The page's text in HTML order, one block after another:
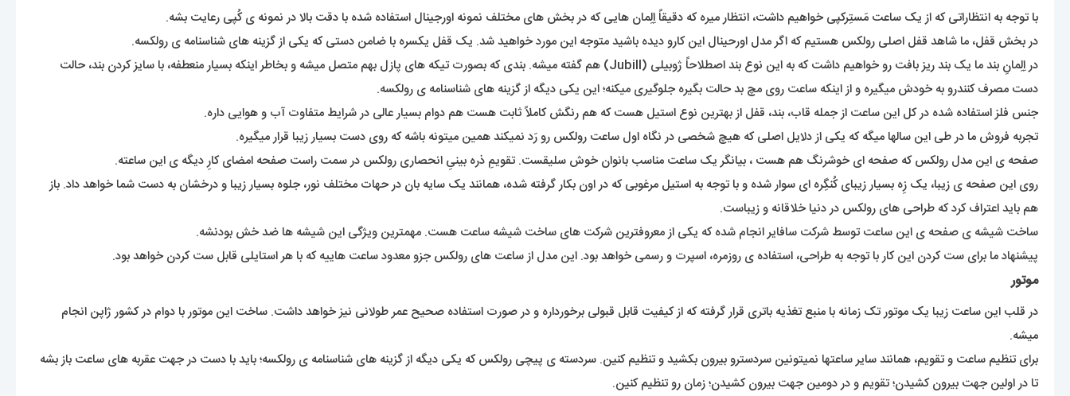
با توجه به انتظاراتی که از یک ساعت مَستِرکپی خواهیم داشت، انتظار میره که دقیقاً اِلِمان هایی که در بخش های مختلف نمونه اورجینال استفاده شده با دقت بالا در نمونه ی کُپی رعایت بشه.
در بخش قفل، ما شاهد قفل اصلی رولکس هستیم که اگر مدل اورحینال این کارو دیده باشید متوجه این مورد خواهید شد. یک قفل یکسره با ضامن دستی که یکی از گزینه های شناسنامه ی رولکسه.
در اِلِمانِ بند ما یک بند ریز بافت رو خواهیم داشت که به این نوع بند اصطلاحاً ژوبیلی (Jubill) هم گفته میشه. بندی که بصورت تیکه های پازل بهم متصل میشه و بخاطر اینکه بسیار منعطفه، با سایز کردن بند، حالت
دست مصرف کنندرو به خودش میگیره و از اینکه ساعت روی مچ بد حالت بگیره جلوگیری میکنه؛ این یکی دیگه از گزینه های شناسنامه ی رولکسه.
جنس فلز استفاده شده در کل این ساعت از جمله قاب، بند، قفل از بهترین نوع استیل هست که هم رنگش کاملاً ثابت هست هم دوام بسیار عالی در شرایط متفاوت آب و هوایی داره.
تجربه فروش ما در طی این سالها میگه که یکی از دلایل اصلی که هیچ شخصی در نگاه اول ساعت رولکس رو رَد نمیکند همین میتونه باشه که روی دست بسیار زیبا قرار میگیره.
صفحه ی این مدل رولکس که صفحه ای خوشرنگ هم هست ، بیانگر یک ساعت مناسب بانوان خوش سلیقست. تقویمِ ذره بینیِ انحصاری رولکس در سمت راست صفحه امضای کارِ دیگه ی این ساعته.
روی این صفحه ی زیبا، یک زِه بسیار زیبای کُنگِره ای سوار شده و با توجه به استیل مرغوبی که در اون بکار گرفته شده، همانند یک سایه بان در حهات مختلف نور، جلوه بسیار زیبا و درخشان به دست شما خواهد داد. باز
هم باید اعتراف کرد که طراحی های رولکس در دنیا خلاقانه و زیباست.
ساخت شیشه ی صفحه ی این ساعت توسط شرکت سافایر انجام شده که یکی از معروفترین شرکت های ساخت شیشه ساعت هست. مهمترین ویژگی این شیشه ها ضد خش بودنشه.
پیشنهاد ما برای ست کردن این کار با توجه به طراحی، استفاده ی روزمره، اسپرت و رسمی خواهد بود. این مدل از ساعت های رولکس جزو معدود ساعت هاییه که با هر استایلی قابل ست کردن خواهد بود.
موتور
در قلب این ساعت زیبا یک موتور تک زمانه با منبع تغذیه باتری قرار گرفته که از کیفیت قابل قبولی برخورداره و در صورت استفاده صحیح عمر طولانی نیز خواهد داشت. ساخت این موتور با دوام در کشور ژاپن انجام
میشه.
برای تنظیم ساعت و تقویم، همانند سایر ساعتها نمیتونین سردسترو بیرون بکشید و تنظیم کنین. سردسته ی پیچی رولکس که یکی دیگه از گزینه های شناسنامه ی رولکسه؛ باید با دست در جهت عقربه های ساعت باز بشه
تا در اولین جهت بیرون کشیدن؛ تقویم و در دومین جهت بیرون کشیدن؛ زمان رو تنظیم کنین.